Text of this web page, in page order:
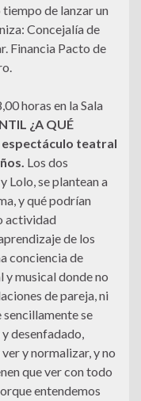
de lanzar un
Concejalía de
Financia Pacto de
horas en la Sala
¿A QUÉ
espectáculo teatral
Los dos
Lolo, se plantean a
y qué podrían
actividad
de los
conciencia de
y musical donde no
de pareja, ni
sencillamente se
desenfadado,
y normalizar, y no
que ver con todo
entendemos